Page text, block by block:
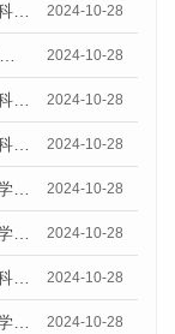
9月10日《中国新闻网》报道我院与社会科学文献出版社联合发布了《广州蓝皮书：广州金融发展报告（2024）》的媒体文章 2024-10-28
9月11日《21世纪经济报道》报道我院与社会科学文献出版社联合发布了《广州蓝皮书：广州金融发展报告（2024）》的媒体文章 2024-10-28
9月12日《九派观天下》报道我院与社会科学文献出版社联合发布了《广州蓝皮书：广州金融发展报告（2024）》的媒体文章 2024-10-28
9月11日《东方财富网》报道我院与社会科学文献出版社联合发布了《广州蓝皮书：广州金融发展报告（2024）》的媒体文章 2024-10-28
9月12日《时代周报》报道我院与社会科学文献出版社联合发布了《广州蓝皮书：广州金融发展报告（2024）》的媒体文章 2024-10-28
9月12日《花城新闻》报道我院与社会科学文献出版社联合发布了《广州蓝皮书：广州金融发展报告（2024）》的媒体文章 2024-10-28
9月12日《中国科学网》报道我院与社会科学文献出版社联合发布了《广州蓝皮书：广州金融发展报告（2024）》的媒体文章 2024-10-28
9月12日《时代在线》报道我院与社会科学文献出版社联合发布了《广州蓝皮书：广州金融发展报告（2024）》的媒体文章 2024-10-28